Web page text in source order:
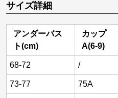
サイズ詳細
アンダーバス
ト(cm)
カップ
A(6-9)
68-72 /
73-77 75A